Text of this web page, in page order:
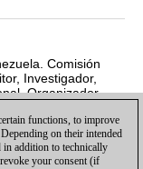
Comisión
Investigador,
Organizador
functions, to improve
on their intended
in addition to technically
your consent (if